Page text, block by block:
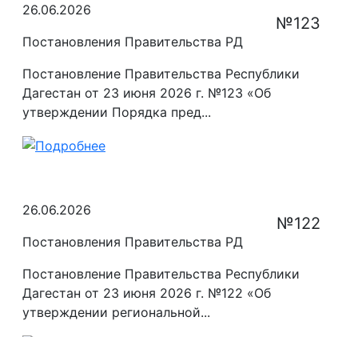
26.06.2026
Постановления Правительства РД
№123
Постановление Правительства Республики
Дагестан от 23 июня 2026 г. №123 «Об
утверждении Порядка пред...
26.06.2026
Постановления Правительства РД
№122
Постановление Правительства Республики
Дагестан от 23 июня 2026 г. №122 «Об
утверждении региональной...